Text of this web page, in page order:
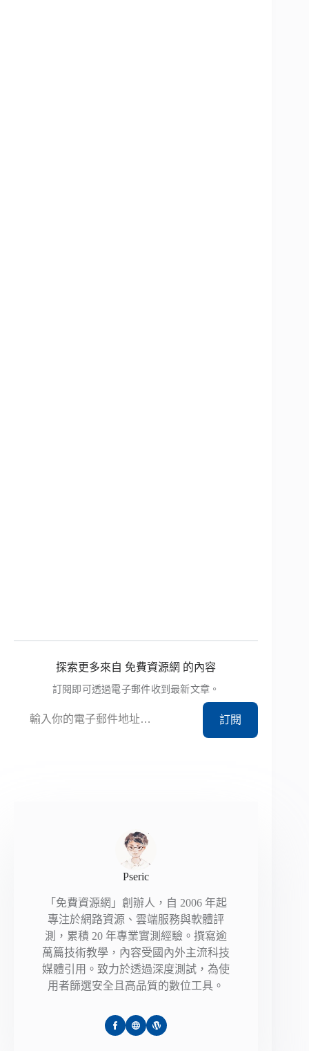
探索更多來自 免費資源網 的內容
訂閱即可透過電子郵件收到最新文章。
訂閱
Pseric
「免費資源網」創辦人，自 2006 年起
專注於網路資源、雲端服務與軟體評
測，累積 20 年專業實測經驗。撰寫逾
萬篇技術教學，內容受國內外主流科技
媒體引用。致力於透過深度測試，為使
用者篩選安全且高品質的數位工具。